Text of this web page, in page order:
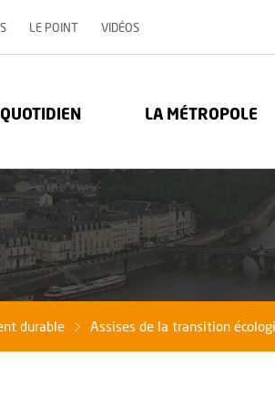
LE POINT VIDÉOS, OUVRE UNE NOUVELLE
urbaine : Retour à l'accueil
LA MÉTROPOLE
durable Assises de la transition